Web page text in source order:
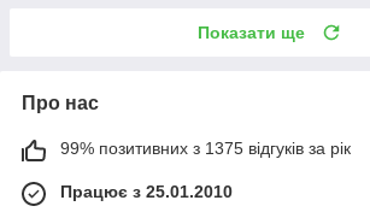
Показати ще
Про нас
99% позитивних з 1375 відгуків за рік
Працює з 25.01.2010